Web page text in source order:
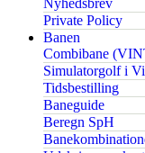
Nyhedsbrev
Private Policy
Banen
Combibane
Simulatorgolf i
Tidsbestilling
Baneguide
Beregn SpH